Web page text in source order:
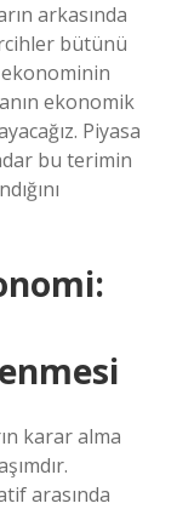
arkasında
bütünü
ekonominin
ekonomik
Piyasa
bu terimin
karar alma
arasında